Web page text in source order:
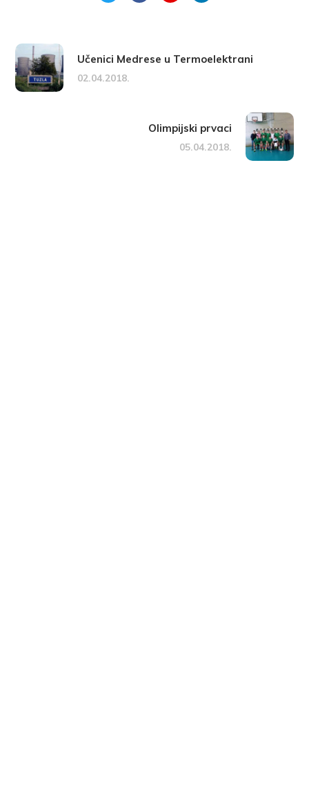
Učenici Medrese u Termoelektrani
02.04.2018.
Olimpijski prvaci
05.04.2018.